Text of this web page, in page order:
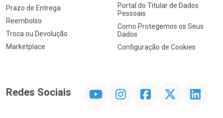
Prazo de Entrega
Reembolso
Troca ou Devolução
Marketplace
Portal do Titular de Dados
Pessoais
Como Protegemos os Seus
Dados
Configuração de Cookies
Redes Sociais InstagramFacebookTwitter Linkedin